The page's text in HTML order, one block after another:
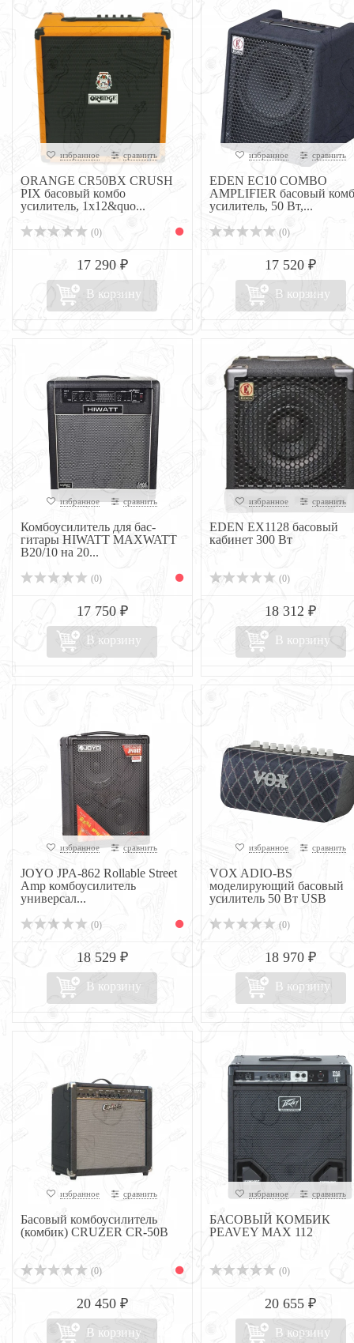
избранное сравнить
ORANGE CR50BX CRUSH
PIX басовый комбо
усилитель, 1x12&quo...
(0)
17 290 ₽
В корзину
избранное сравнить
EDEN EC10 COMBO
AMPLIFIER басовый
усилитель, 50 Вт,...
(0)
17 520 ₽
В корзину
избранное сравнить
Комбоусилитель для бас-
гитары HIWATT MAXWATT
B20/10 на 20...
(0)
17 750 ₽
В корзину
избранное сравнить
EDEN EX1128 басовый
кабинет 300 Вт
(0)
18 312 ₽
В корзину
избранное сравнить
JOYO JPA-862 Rollable Street
Amp комбоусилитель
универсал...
(0)
18 529 ₽
В корзину
избранное сравнить
VOX ADIO-BS
моделирующий басовый
усилитель 50 Вт USB
(0)
18 970 ₽
В корзину
избранное сравнить
Басовый комбоусилитель
(комбик) CRUZER CR-50B
(0)
20 450 ₽
В корзину
избранное сравнить
БАСОВЫЙ КОМБИК
PEAVEY MAX 112
(0)
20 655 ₽
В корзину